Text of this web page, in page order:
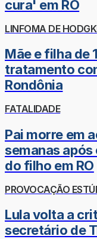
cura' em RO
LINFOMA DE
Mãe e filha de
tratamento
Rondônia
FATALIDADE
Pai morre em
semanas
do filho em RO
PROVOCAÇÃO
Lula volta a
secretário de